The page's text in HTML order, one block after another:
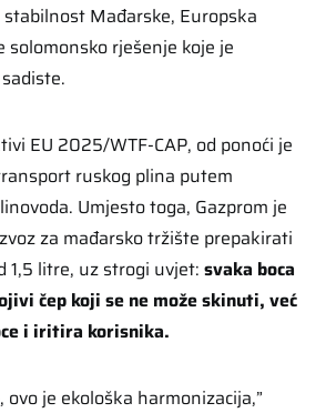
Mađarske, Europska
solomonsko rješenje koje je
EU 2025/WTF-CAP, od ponoći je
ruskog plina putem
Umjesto toga, Gazprom je
za mađarsko tržište prepakirati
1,5 litre, uz strogi uvjet: svaka boca
čep koji se ne može skinuti, već
i iritira korisnika.
ovo je ekološka harmonizacija,”